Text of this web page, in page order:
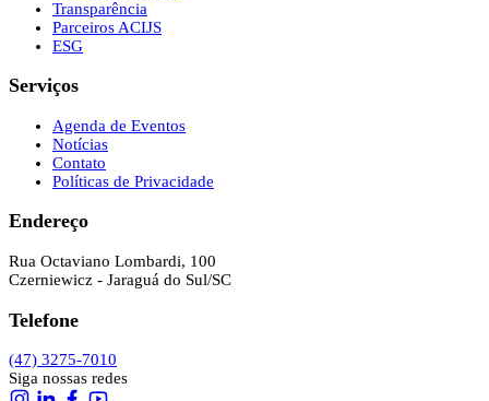
Transparência
Parceiros ACIJS
ESG
Serviços
Agenda de Eventos
Notícias
Contato
Políticas de Privacidade
Endereço
Rua Octaviano Lombardi, 100
Czerniewicz - Jaraguá do Sul/SC
Telefone
(47) 3275-7010
Siga nossas redes